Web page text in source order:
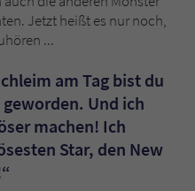
Jetzt heißt es nur noch,
...
am Tag bist du
Und ich
machen! Ich
Star, den New
Kontaktformulars zu